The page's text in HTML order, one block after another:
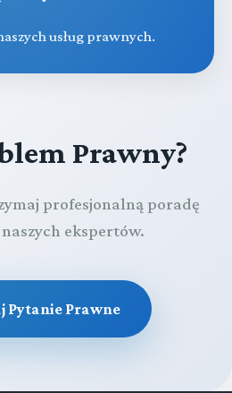
usług prawnych.
Prawny?
profesjonalną poradę
ekspertów.
Pytanie Prawne